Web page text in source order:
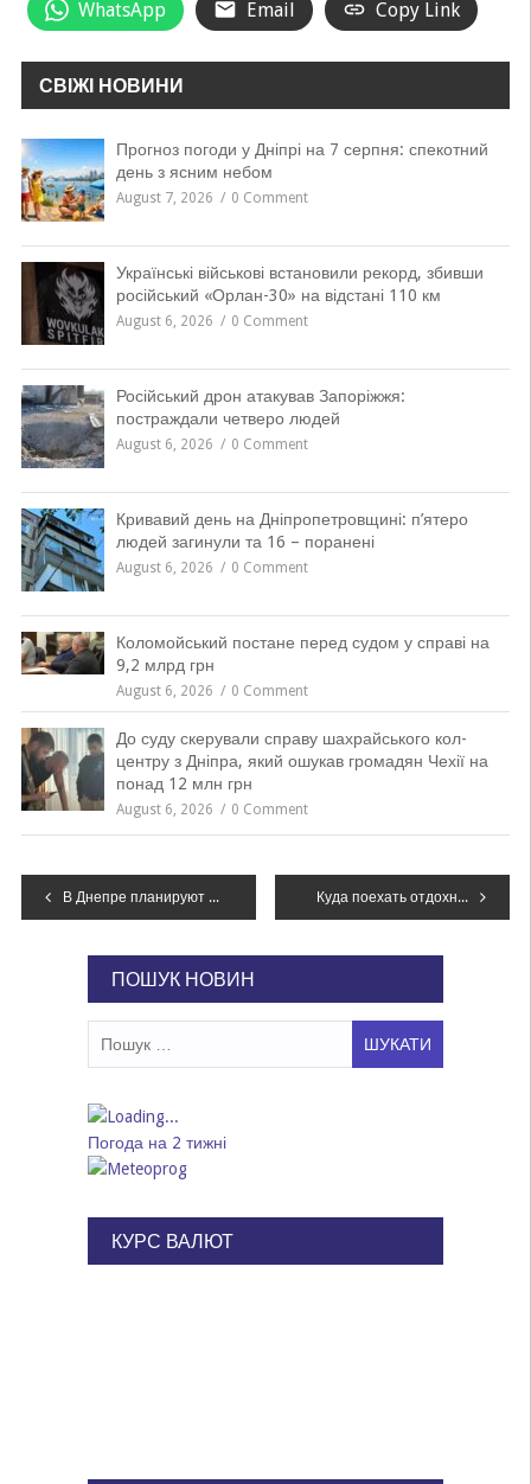
WhatsApp Email Copy Link
СВІЖІ НОВИНИ
Прогноз погоди у Дніпрі на 7 серпня: спекотний
день з ясним небом
August 7, 2026 0 Comment
Українські військові встановили рекорд, збивши
російський «Орлан-30» на відстані 110 км
August 6, 2026 0 Comment
Російський дрон атакував Запоріжжя:
постраждали четверо людей
August 6, 2026 0 Comment
Кривавий день на Дніпропетровщині: п’ятеро
людей загинули та 16 – поранені
August 6, 2026 0 Comment
Коломойський постане перед судом у справі на
9,2 млрд грн
August 6, 2026 0 Comment
До суду скерували справу шахрайського кол-
центру з Дніпра, який ошукав громадян Чехії на
понад 12 млн грн
August 6, 2026 0 Comment
Навігація
В Днепре планируют поднять в два раза стоимость парковки, – ДОКУМЕНТ Куда поехать отдохнуть на День Независимости Украины, – ФОТО
ПОШУК НОВИН
Погода на 2 тижні
КУРС ВАЛЮТ